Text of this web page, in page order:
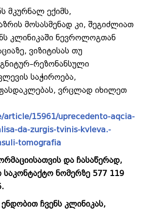
მკურნალ ექიმს,
მოსასმენად კი, შეგიძლიათ
კლინიკაში ნევროლოგთან
ვიზიტისას თუ
საჭიროება,
ვრცლად იხილეთ
article/15961/uprecedento-aqcia-
da-zurgis-tvinis-kvleva.-
tomografia
და ჩასაწერად,
საკონტაქტო ნომერზე 577 119
ჩვენს კლინიკას,